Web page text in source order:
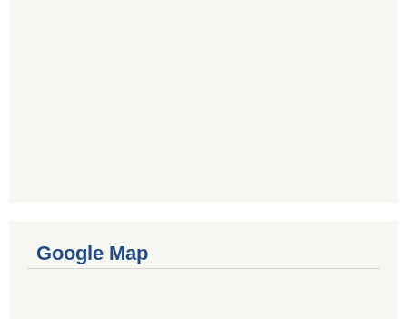
Google Map